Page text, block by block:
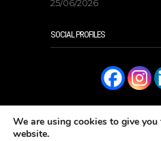
25/06/2026
SOCIAL PROFILES
We are using cookies to give you
website.